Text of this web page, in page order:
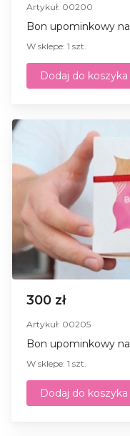
Artykuł: 00200
Bon upominkowy na
W sklepe: 1 szt.
Dodaj do koszyka
300 zł
Artykuł: 00205
Bon upominkowy
W sklepe: 1 szt.
Dodaj do koszyka